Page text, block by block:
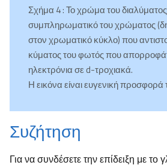
Σχήμα 4 : Το χρώμα του διαλύματος
συμπληρωματικό του χρώματος
στον χρωματικό κύκλο) που
κύματος του φωτός που
ηλεκτρόνια σε d-τροχιακά.
Η εικόνα είναι ευγενική προσφορά
Συζήτηση
Για να συνδέσετε την επίδειξη με το